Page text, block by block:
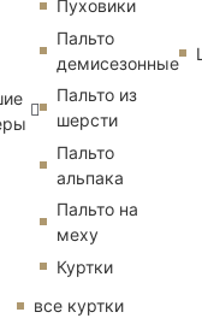
Пуховики
Пальто
демисезонные
Пальто из
шерсти
Пальто
альпака
Пальто на
меху
Куртки
все куртки